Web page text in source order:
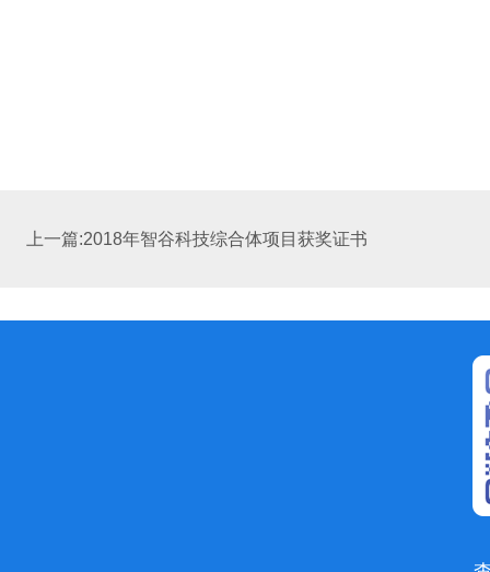
上一篇:2018年智谷科技综合体项目获奖证书